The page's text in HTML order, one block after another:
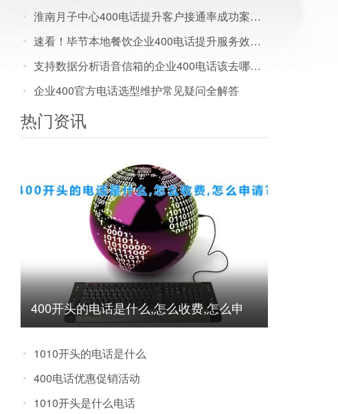
淮南月子中心400电话提升客户接通率成功案例干货分享
速看！毕节本地餐饮企业400电话提升服务效率成功案例
支持数据分析语音信箱的企业400电话该去哪里办理？
企业400官方电话选型维护常见疑问全解答
热门资讯
400开头的电话是什么,怎么收费,怎么申
请?
1010开头的电话是什么
400电话优惠促销活动
1010开头是什么电话